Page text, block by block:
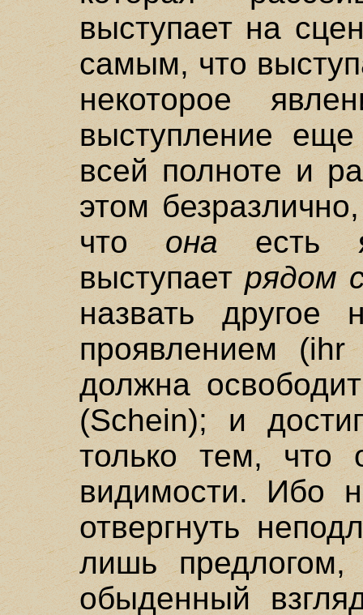
выступает на
самым, что
некоторое
выступление
всей полноте и
этом
чтоона есть
выступаетрядом
назвать другое
проявлением
должна
(Schein); и
только тем, что
видимости. Ибо
отвергнуть
лишь предлогом,
обыденный